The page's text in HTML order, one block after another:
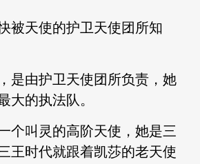
被天使的护卫天使团所知
是由护卫天使团所负责，她
大的执法队。
个叫灵的高阶天使，她是三
王时代就跟着凯莎的老天使